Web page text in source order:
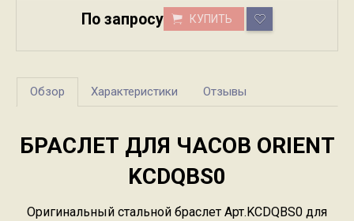
По запросу КУПИТЬ
Обзор Характеристики Отзывы
БРАСЛЕТ ДЛЯ ЧАСОВ ORIENT
KCDQBS0
Оригинальный стальной браслет Арт.KCDQBS0 для